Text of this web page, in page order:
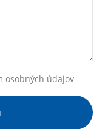
osobných údajov